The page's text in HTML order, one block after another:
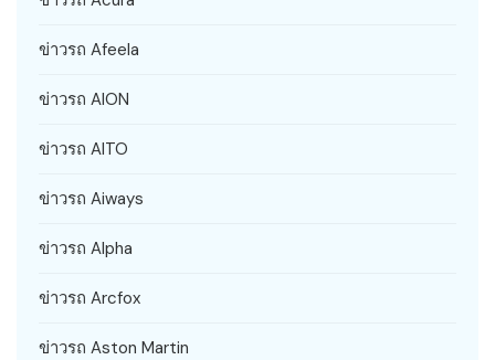
ข่าวรถ Afeela
ข่าวรถ AION
ข่าวรถ AITO
ข่าวรถ Aiways
ข่าวรถ Alpha
ข่าวรถ Arcfox
ข่าวรถ Aston Martin